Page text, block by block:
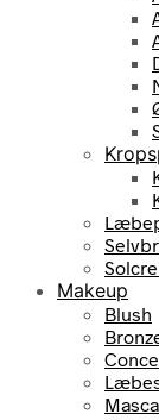
Makeup
Blush